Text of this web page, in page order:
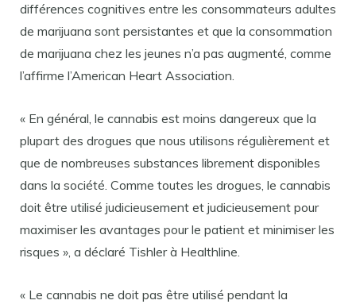
différences cognitives entre les consommateurs adultes
de marijuana sont persistantes et que la consommation
de marijuana chez les jeunes n’a pas augmenté, comme
l’affirme l’American Heart Association.
« En général, le cannabis est moins dangereux que la
plupart des drogues que nous utilisons régulièrement et
que de nombreuses substances librement disponibles
dans la société. Comme toutes les drogues, le cannabis
doit être utilisé judicieusement et judicieusement pour
maximiser les avantages pour le patient et minimiser les
risques », a déclaré Tishler à Healthline.
« Le cannabis ne doit pas être utilisé pendant la